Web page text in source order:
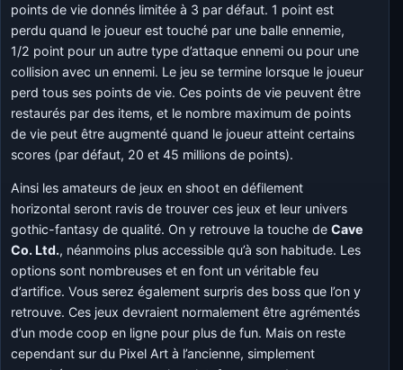
points de vie donnés limitée à 3 par défaut. 1 point est
perdu quand le joueur est touché par une balle ennemie,
1/2 point pour un autre type d’attaque ennemi ou pour une
collision avec un ennemi. Le jeu se termine lorsque le joueur
perd tous ses points de vie. Ces points de vie peuvent être
restaurés par des items, et le nombre maximum de points
de vie peut être augmenté quand le joueur atteint certains
scores (par défaut, 20 et 45 millions de points).
Ainsi les amateurs de jeux en shoot en défilement
horizontal seront ravis de trouver ces jeux et leur univers
gothic-fantasy de qualité. On y retrouve la touche deCave
Co. Ltd., néanmoins plus accessible qu’à son habitude. Les
options sont nombreuses et en font un véritable feu
d’artifice. Vous serez également surpris des boss que l’on y
retrouve. Ces jeux devraient normalement être agrémentés
d’un mode coop en ligne pour plus de fun. Mais on reste
cependant sur du Pixel Art à l’ancienne, simplement